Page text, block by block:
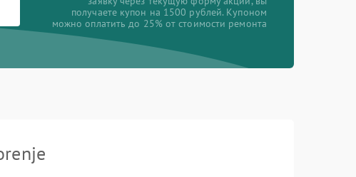
получаете купон на 1500 рублей. Купоном
можно оплатить до 25% от стоимости ремонта